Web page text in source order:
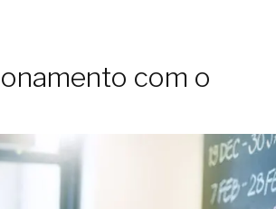
com o